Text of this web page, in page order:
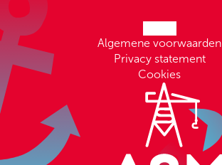
Algemene voorwaarden
Privacy statement
Cookies